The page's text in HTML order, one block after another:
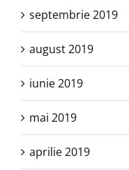
septembrie 2019
august 2019
iunie 2019
mai 2019
aprilie 2019